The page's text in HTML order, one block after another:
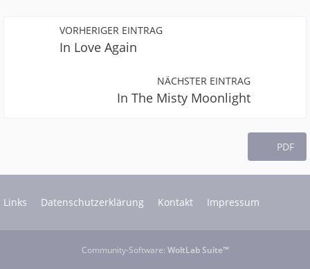
VORHERIGER EINTRAG
In Love Again
NÄCHSTER EINTRAG
In The Misty Moonlight
PDF
Links Datenschutzerklärung Kontakt Impressum
Community-Software: WoltLab Suite™